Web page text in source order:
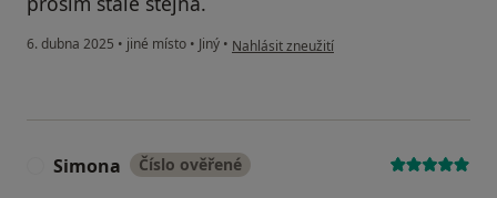
6. dubna 2025 • jiné místo • Jiný • podle názoru uživatele Pacientka
Nahlásit zneužití
Simona Číslo ověřené